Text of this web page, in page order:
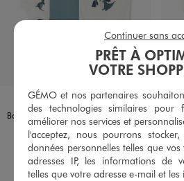
Disponible en 1 coloris
ECRU
Body à manches courtes avec motifs dragons bébé garçon (lot de 3)
9,99 €
AJOUTER AU PANIER
Bodies
PRÊT À
VOTRE
GÉMO et nos partenaires
des technologies similaires
améliorer nos services et
l'acceptez, nous pourrons
données personnelles telles que vos
adresses IP, les informations de
telles que votre adresse e-mail et
Continuer sans